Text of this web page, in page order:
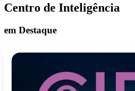
Centro de Inteligência
em Destaque